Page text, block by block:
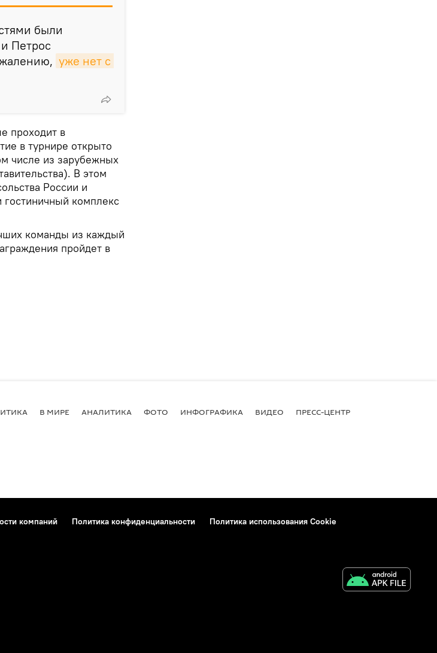
были
Петрос
уже нет с
проходит в
в турнире открыто
числе из зарубежных
В этом
России и
комплекс
команды из каждый
пройдет в
В МИРЕ АНАЛИТИКА ФОТО ИНФОГРАФИКА ВИДЕО ПРЕСС-ЦЕНТР
компаний Политика конфиденциальности
Политика использования Cookie